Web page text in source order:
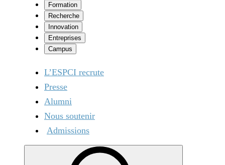
Formation
Recherche
Innovation
Entreprises
Campus
L’ESPCI recrute
Presse
Alumni
Nous soutenir
Admissions